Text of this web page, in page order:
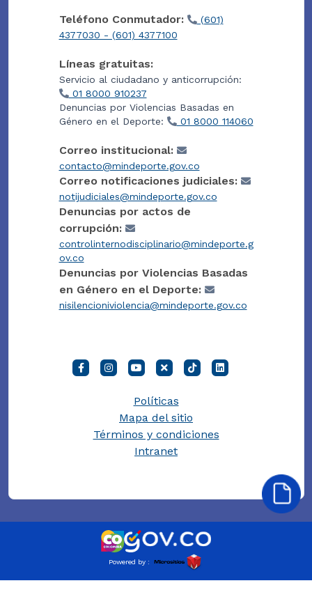
Teléfono Conmutador:
(601)
4377030 - (601) 4377100
Líneas gratuitas:
Servicio al ciudadano y anticorrupción:
01 8000 910237
Denuncias por Violencias Basadas en
Género en el Deporte:
01 8000 114060
Correo institucional:
contacto@mindeporte.gov.co
Correo notificaciones judiciales:
notijudiciales@mindeporte.gov.co
Denuncias por actos de
corrupción:
controlinternodisciplinario@mindeporte.g
ov.co
Denuncias por Violencias Basadas
en Género en el Deporte:
nisilencioniviolencia@mindeporte.gov.co
Políticas
Mapa del sitio
Términos y condiciones
Intranet
Powered by :